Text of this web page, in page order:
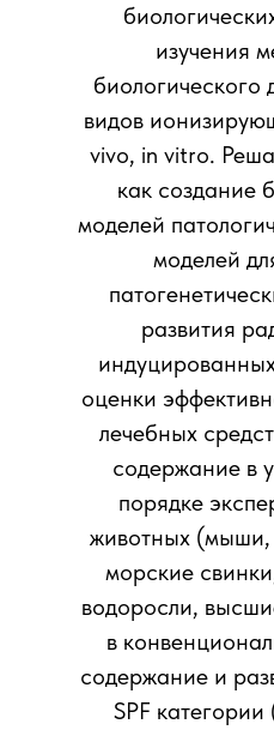
изучения
биологического
видов
vivo, in vitro.
как создание
моделей
моделей
развития
оценки
лечебных
содержание в
порядке
животных (мыши,
морские
водоросли,
в
содержание и
SPF